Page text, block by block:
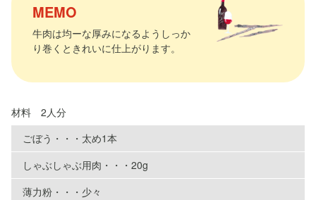
MEMO
牛肉は均ーな厚みになるようしっか
り巻くときれいに仕上がります。
材料 2人分
ごぼう・・・太め1本
しゃぶしゃぶ用肉・・・20g
薄力粉・・・少々